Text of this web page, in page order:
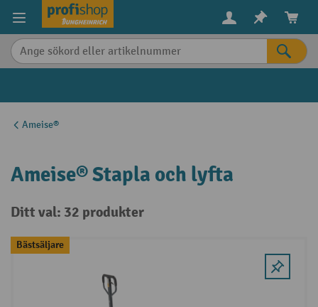
Ameise®
Ameise® Stapla och lyfta
Ditt val: 32 produkter
Bästsäljare